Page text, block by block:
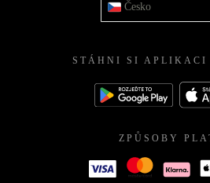
Česko
STÁHNI SI APLIKACI
ZPŮSOBY